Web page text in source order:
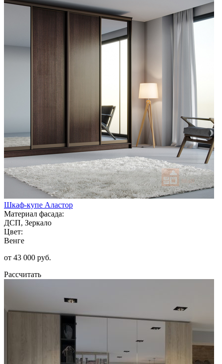
Шкаф-купе Аластор
Материал фасада:
ДСП, Зеркало
Цвет:
Венге
от 43 000 руб.
Рассчитать